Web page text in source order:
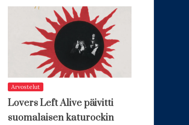
Arvostelut
Lovers Left Alive päivitti
suomalaisen katurockin